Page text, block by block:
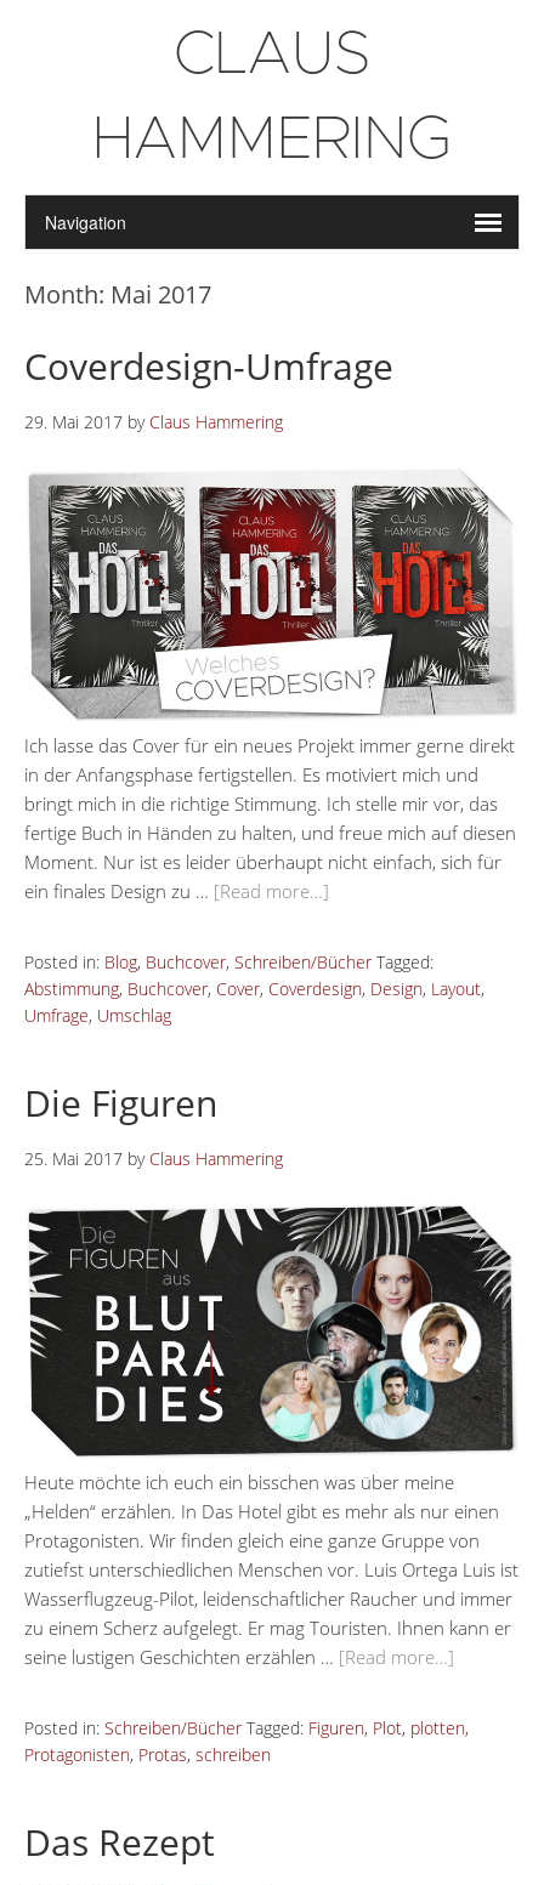
CLAUS
HAMMERING
Month: Mai 2017
Coverdesign-Umfrage
29. Mai 2017 by Claus Hammering
Ich lasse das Cover für ein neues Projekt immer gerne direkt
in der Anfangsphase fertigstellen. Es motiviert mich und
bringt mich in die richtige Stimmung. Ich stelle mir vor, das
fertige Buch in Händen zu halten, und freue mich auf diesen
Moment. Nur ist es leider überhaupt nicht einfach, sich für
ein finales Design zu … [Read more…]
Posted in: Blog, Buchcover, Schreiben/Bücher Tagged:
Abstimmung, Buchcover, Cover, Coverdesign, Design, Layout,
Umfrage, Umschlag
Die Figuren
25. Mai 2017 by Claus Hammering
Heute möchte ich euch ein bisschen was über meine
„Helden“ erzählen. In Das Hotel gibt es mehr als nur einen
Protagonisten. Wir finden gleich eine ganze Gruppe von
zutiefst unterschiedlichen Menschen vor. Luis Ortega Luis ist
Wasserflugzeug-Pilot, leidenschaftlicher Raucher und immer
zu einem Scherz aufgelegt. Er mag Touristen. Ihnen kann er
seine lustigen Geschichten erzählen … [Read more…]
Posted in: Schreiben/Bücher Tagged: Figuren, Plot, plotten,
Protagonisten, Protas, schreiben
Das Rezept